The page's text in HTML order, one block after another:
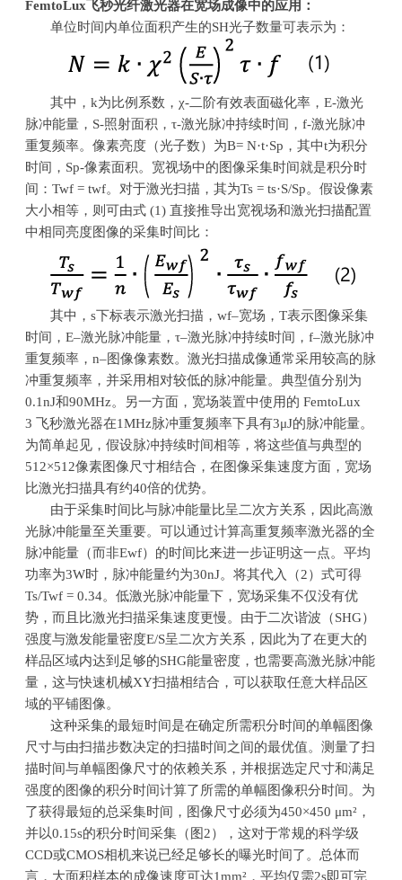
FemtoLux飞秒光纤激光器在宽场成像中的应用：
单位时间内单位面积产生的SH光子数量可表示为：
其中，k为比例系数，χ-二阶有效表面磁化率，E-激光
脉冲能量，S-照射面积，τ-激光脉冲持续时间，f-激光脉冲
重复频率。像素亮度（光子数）为B= N·t·Sp，其中t为积分
时间，Sp-像素面积。宽视场中的图像采集时间就是积分时
间：Twf = twf。对于激光扫描，其为Ts = ts·S/Sp。假设像素
大小相等，则可由式 (1) 直接推导出宽视场和激光扫描配置
中相同亮度图像的采集时间比：
其中，s下标表示激光扫描，wf–宽场，T表示图像采集
时间，E–激光脉冲能量，τ–激光脉冲持续时间，f–激光脉冲
重复频率，n–图像像素数。激光扫描成像通常采用较高的脉
冲重复频率，并采用相对较低的脉冲能量。典型值分别为
0.1nJ和90MHz。另一方面，宽场装置中使用的 FemtoLux
3 飞秒激光器在1MHz脉冲重复频率下具有3μJ的脉冲能量。
为简单起见，假设脉冲持续时间相等，将这些值与典型的
512×512像素图像尺寸相结合，在图像采集速度方面，宽场
比激光扫描具有约40倍的优势。
由于采集时间比与脉冲能量比呈二次方关系，因此高激
光脉冲能量至关重要。可以通过计算高重复频率激光器的全
脉冲能量（而非Ewf）的时间比来进一步证明这一点。平均
功率为3W时，脉冲能量约为30nJ。将其代入（2）式可得
Ts/Twf = 0.34。低激光脉冲能量下，宽场采集不仅没有优
势，而且比激光扫描采集速度更慢。由于二次谐波（SHG）
强度与激发能量密度E/S呈二次方关系，因此为了在更大的
样品区域内达到足够的SHG能量密度，也需要高激光脉冲能
量，这与快速机械XY扫描相结合，可以获取任意大样品区
域的平铺图像。
这种采集的最短时间是在确定所需积分时间的单幅图像
尺寸与由扫描步数决定的扫描时间之间的最优值。测量了扫
描时间与单幅图像尺寸的依赖关系，并根据选定尺寸和满足
强度的图像的积分时间计算了所需的单幅图像积分时间。为
了获得最短的总采集时间，图像尺寸必须为450×450 μm²，
并以0.15s的积分时间采集（图2），这对于常规的科学级
CCD或CMOS相机来说已经足够长的曝光时间了。总体而
言，大面积样本的成像速度可达1mm²，平均仅需2s即可完